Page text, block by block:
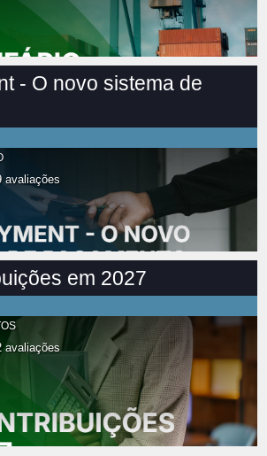
- O novo sistema de
avaliações
em 2027
avaliações